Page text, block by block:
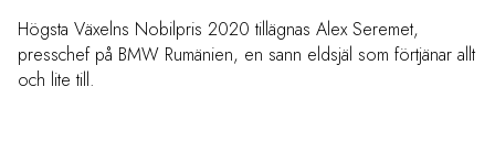
Högsta Växelns Nobilpris 2020 tillägnas Alex Seremet,
presschef på BMW Rumänien, en sann eldsjäl som förtjänar allt
och lite till.